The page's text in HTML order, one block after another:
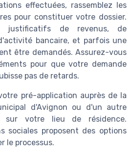
effectuées, rassemblez les
pour constituer votre dossier.
justificatifs de revenus, de
bancaire, et parfois une
être demandés. Assurez-vous
pour que votre demande
pas de retards.
pré-application auprès de la
d'Avignon ou d'un autre
sur votre lieu de résidence.
sociales proposent des options
le processus.